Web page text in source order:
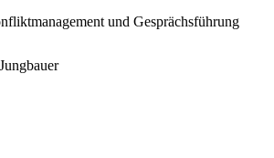
und Gesprächsführung